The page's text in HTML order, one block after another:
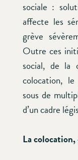
sociale :
affecte les
grève
Outre ces
social, de la
colocation,
sous de
d’un cadre
La